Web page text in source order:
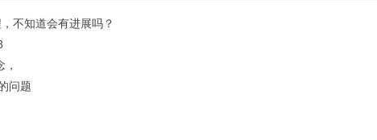
不知道会有进展吗？
问题